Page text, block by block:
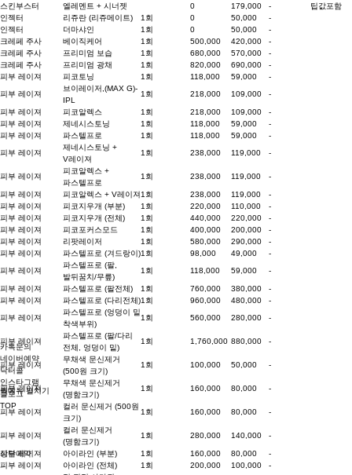
카톡문의
네이버예약
닥터콜
인스타그램
블로그
TOP
퀵메뉴 펼치기
상담예약
스킨부스터 엘레멘트 + 시너젯 0 179,000 -
팁값포함
인젝터
리쥬란 (리쥬메이트) 1회 0 50,000
-
인젝터
더마샤인 1회 0 50,000
-
크레페 주사
베이직케어 1회 500,000 420,000
-
크레페 주사
프리미엄 보습 1회 680,000 570,000
-
크레페 주사
프리미엄 광채 1회 820,000 690,000
-
피부 레이져
피코토닝 1회 118,000 59,000
-
피부 레이져
브이레이저,(MAX G)-
IPL
1회 218,000 109,000 -
피부 레이져 피코알렉스 1회 218,000 109,000
-
피부 레이져
제네시스토닝 1회 118,000 59,000
-
피부 레이져
파스텔프로 1회 118,000 59,000
-
피부 레이져
제네시스토닝 +
V레이져
1회 238,000 119,000 -
피부 레이져
피코알렉스 +
파스텔프로
1회 238,000 119,000 -
피부 레이져 피코알렉스 + V레이져1회 238,000 119,000
-
피부 레이져
피코지우개 (부분) 1회 220,000 110,000
-
피부 레이져
피코지우개 (전체) 1회 440,000 220,000
-
피부 레이져
피코포커스모드 1회 400,000 200,000
-
피부 레이져
리팟레이저 1회 580,000 290,000
-
피부 레이져
파스텔프로 (겨드랑이)1회 98,000 49,000
-
피부 레이져
파스텔프로 (팔,
발뒤꿈치/무릎)
1회 118,000 59,000 -
피부 레이져 파스텔프로 (팔전체) 1회 760,000 380,000
-
피부 레이져
파스텔프로 (다리전체)1회 960,000 480,000
-
피부 레이져
파스텔프로 (엉덩이 밑
착색부위)
1회 560,000 280,000 -
피부 레이져
파스텔프로 (팔/다리
전체, 엉덩이 밑)
1회 1,760,000 880,000 -
피부 레이져
무채색 문신제거
(500원 크기)
1회 100,000 50,000 -
피부 레이져
무채색 문신제거
(명함크기)
1회 160,000 80,000 -
피부 레이져
컬러 문신제거 (500원
크기)
1회 160,000 80,000 -
피부 레이져
컬러 문신제거
(명함크기)
1회 280,000 140,000 -
피부 레이져 아이라인 (부분) 1회 160,000 80,000
-
피부 레이져
아이라인 (전체) 1회 200,000 100,000
-